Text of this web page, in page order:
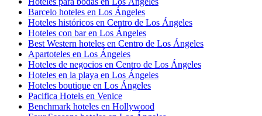
Barcelo hoteles en Los Ángeles
Hoteles históricos en Centro de Los Ángeles
Hoteles con bar en Los Ángeles
Best Western hoteles en Centro de Los Ángeles
Apartoteles en Los Ángeles
Hoteles de negocios en Centro de Los Ángeles
Hoteles en la playa en Los Ángeles
Hoteles boutique en Los Ángeles
Pacifica Hotels en Venice
Benchmark hoteles en Hollywood